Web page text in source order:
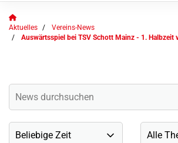
Aktuelles
Vereins-News
Auswärtsspiel bei TSV Schott Mainz - 1. Halbzeit